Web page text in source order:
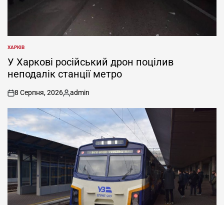
ОПУБЛІКУВАТИ
У
ХАРКІВ
У Харкові російський дрон поцілив
неподалік станції метро
on
8 Серпня, 2026
Опубліковано
admin